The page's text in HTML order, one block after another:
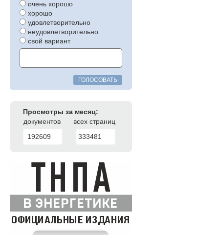
очень хорошо
хорошо
удовлетворительно
неудовлетворительно
свой вариант
ГОЛОСОВАТЬ
Просмотры за месяц:
документов
всех страниц
192609
333481